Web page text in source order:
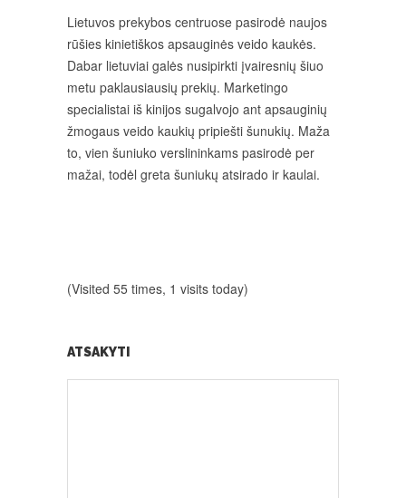
Lietuvos prekybos centruose pasirodė naujos
rūšies kinietiškos apsauginės veido kaukės.
Dabar lietuviai galės nusipirkti įvairesnių šiuo
metu paklausiausių prekių. Marketingo
specialistai iš kinijos sugalvojo ant apsauginių
žmogaus veido kaukių pripiešti šunukių. Maža
to, vien šuniuko verslininkams pasirodė per
mažai, todėl greta šuniukų atsirado ir kaulai.
(Visited 55 times, 1 visits today)
ATSAKYTI